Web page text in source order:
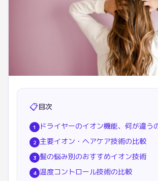
📋目次
1 ドライヤーのイオン機能、何が違う
2 主要イオン・ヘアケア技術の比較
3 髪の悩み別のおすすめイオン技術
4 温度コントロール技術の比較